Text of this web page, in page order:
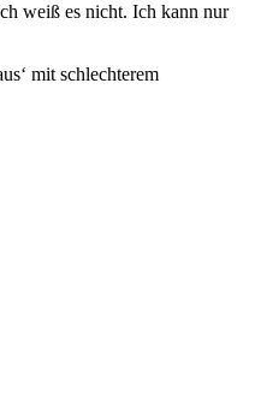
weiß es nicht. Ich kann nur
mit schlechterem